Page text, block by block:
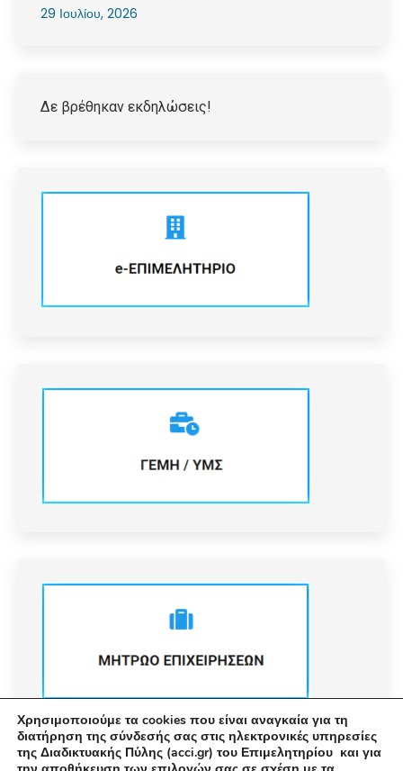
29 Ιουλίου, 2026
Δε βρέθηκαν εκδηλώσεις!
Χρησιμοποιούμε τα cookies που είναι αναγκαία για τη
διατήρηση της σύνδεσής σας στις ηλεκτρονικές υπηρεσίες
της Διαδικτυακής Πύλης (acci.gr) του Επιμελητηρίου και για